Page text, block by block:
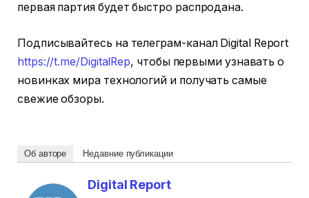
первая партия будет быстро распродана.
Подписывайтесь на телеграм-канал Digital Report
https://t.me/DigitalRep, чтобы первыми узнавать о
новинках мира технологий и получать самые
свежие обзоры.
Об авторе Недавние публикации
Digital Report